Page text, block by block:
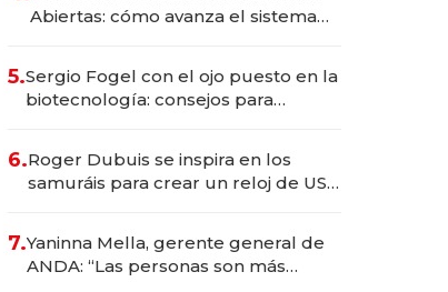
Abiertas: cómo avanza el sistema
5.Sergio Fogel con el ojo puesto en la
biotecnología: consejos para
6.Roger Dubuis se inspira en los
samuráis para crear un reloj de US$
7.Yaninna Mella, gerente general de
ANDA: “Las personas son más